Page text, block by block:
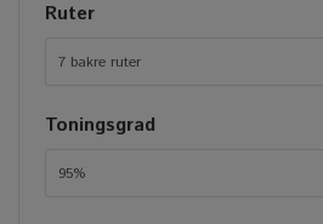
Ruter
7 bakre ruter
Toningsgrad
95%